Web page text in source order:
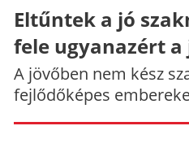
Eltűntek a jó
fele ugyanazért
A jövőben nem kész
fejlődőképes